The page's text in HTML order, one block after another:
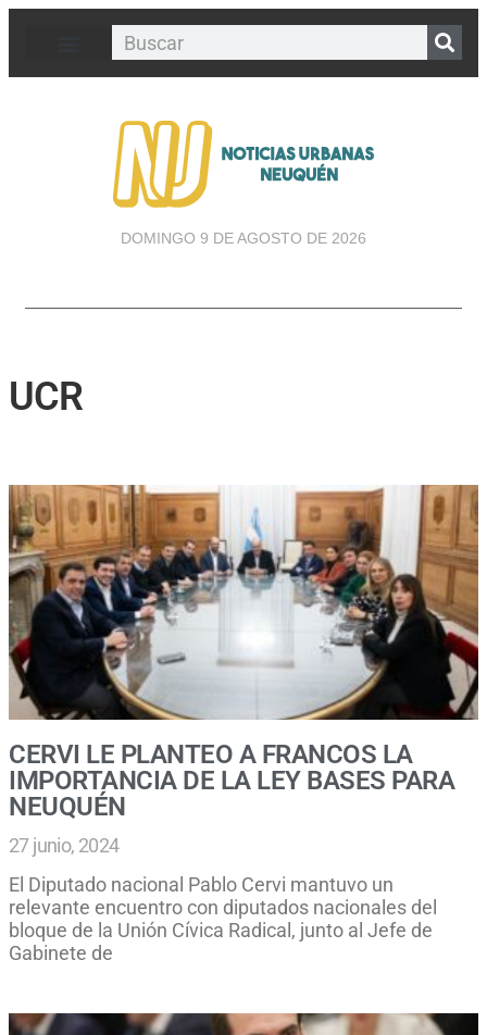
DOMINGO 9 DE AGOSTO DE 2026
UCR
CERVI LE PLANTEO A FRANCOS LA
IMPORTANCIA DE LA LEY BASES PARA
NEUQUÉN
27 junio, 2024
El Diputado nacional Pablo Cervi mantuvo un
relevante encuentro con diputados nacionales del
bloque de la Unión Cívica Radical, junto al Jefe de
Gabinete de